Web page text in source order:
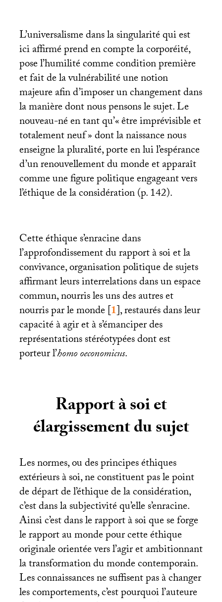
L’universalisme dans la singularité qui est
ici affirmé prend en compte la corporéité,
pose l’humilité comme condition première
et fait de la vulnérabilité une notion
majeure afin d’imposer un changement dans
la manière dont nous pensons le sujet. Le
nouveau-né en tant qu’«être imprévisible et
totalement neuf» dont la naissance nous
enseigne la pluralité, porte en lui l’espérance
d’un renouvellement du monde et apparaît
comme une figure politique engageant vers
l’éthique de la considération (p. 142).
Cette éthique s’enracine dans
l’approfondissement du rapport à soi et la
convivance, organisation politique de sujets
affirmant leurs interrelations dans un espace
commun, nourris les uns des autres et
nourris par le monde[1], restaurés dans leur
capacité à agir et à s’émanciper des
représentations stéréotypées dont est
porteur l’homo oeconomicus.
Rapport à soi et
élargissement du sujet
Les normes, ou des principes éthiques
extérieurs à soi, ne constituent pas le point
de départ de l’éthique de la considération,
c’est dans la subjectivité qu’elle s’enracine.
Ainsi c’est dans le rapport à soi que se forge
le rapport au monde pour cette éthique
originale orientée vers l’agir et ambitionnant
la transformation du monde contemporain.
Les connaissances ne suffisent pas à changer
les comportements, c’est pourquoi l’auteure